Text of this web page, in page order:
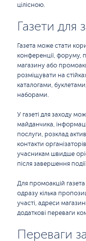
цілісною.
Газети для
Газета може стати
конференції, форуму,
магазину або
розміщувати на
каталогами,
наборами.
У газеті для заходу
майданчика,
послуги, розклад
контакти
учасникам швидше
після завершення події.
Для промоакцій
одразу кілька
участі, адреси
додаткові переваги
Переваги